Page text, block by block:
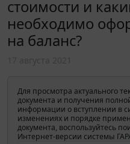
стоимости и
необходимо
на баланс?
Для просмотра актуального
документа и получения
информации о вступлении в
изменениях и порядке
документа, воспользуйтесь
Интернет-версии системы